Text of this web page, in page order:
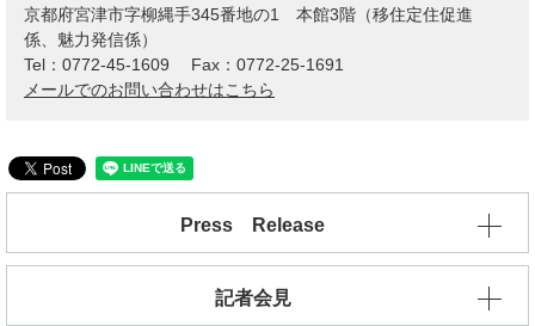
京都府宮津市字柳縄手345番地の1 本館3階（移住定住促進
係、魅力発信係）
Tel：0772-45-1609
Fax：0772-25-1691
メールでのお問い合わせはこちら
Press Release
記者会見